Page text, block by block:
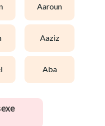
aaroun
aaziz
aba